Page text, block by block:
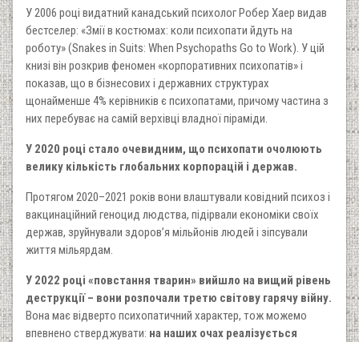
У 2006 році видатний канадський психолог Робер Хаер видав
бестселер: «Змії в костюмах: коли психопати йдуть на
роботу» (Snakes in Suits: When Psychopaths Go to Work). У цій
книзі він розкрив феномен «корпоративних психопатів» і
показав, що в бізнесових і державних структурах
щонайменше 4% керівників є психопатами, причому частина з
них перебуває на самій верхівці владної піраміди.
У 2020 році стало очевидним, що психопати очолюють
велику кількість глобальних корпорацій і держав.
Протягом 2020–2021 років вони влаштували ковідний психоз і
вакцинаційний геноцид людства, підірвали економіки своїх
держав, зруйнували здоров’я мільйонів людей і зіпсували
життя мільярдам.
У 2022 році «повстання тварин» вийшло на вищий рівень
деструкції – вони розпочали третю світову гарячу війну.
Вона має відверто психопатичний характер, тож можемо
впевнено стверджувати: на наших очах реалізується